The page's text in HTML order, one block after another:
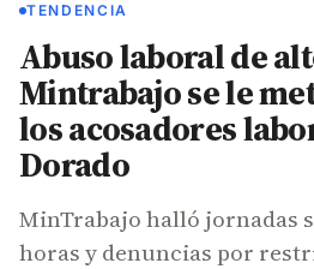
TENDENCIA
Abuso laboral de
Mintrabajo se le
los acosadores
Dorado
MinTrabajo halló jornadas
horas y denuncias por